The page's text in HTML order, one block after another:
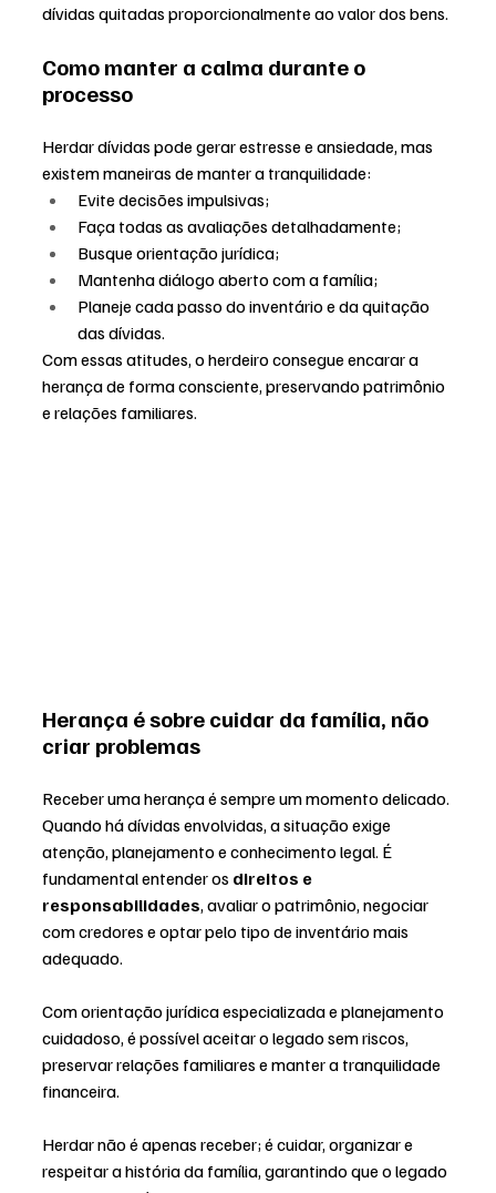
dívidas quitadas proporcionalmente ao valor dos bens.
Como manter a calma durante o
processo
Herdar dívidas pode gerar estresse e ansiedade, mas
existem maneiras de manter a tranquilidade:
Evite decisões impulsivas;
Faça todas as avaliações detalhadamente;
Busque orientação jurídica;
Mantenha diálogo aberto com a família;
Planeje cada passo do inventário e da quitação
das dívidas.
Com essas atitudes, o herdeiro consegue encarar a
herança de forma consciente, preservando patrimônio
e relações familiares.
Herança é sobre cuidar da família, não
criar problemas
Receber uma herança é sempre um momento delicado.
Quando há dívidas envolvidas, a situação exige
atenção, planejamento e conhecimento legal. É
fundamental entender os direitos e
responsabilidades, avaliar o patrimônio, negociar
com credores e optar pelo tipo de inventário mais
adequado.
Com orientação jurídica especializada e planejamento
cuidadoso, é possível aceitar o legado sem riscos,
preservar relações familiares e manter a tranquilidade
financeira.
Herdar não é apenas receber; é cuidar, organizar e
respeitar a história da família, garantindo que o legado